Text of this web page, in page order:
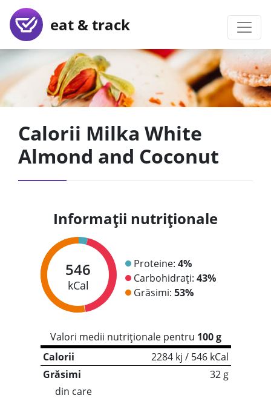
eat & track
Calorii Milka White
Almond and Coconut
Informații nutriționale
546
kCal
Proteine: 4%
Carbohidrați: 43%
Grăsimi: 53%
Valori medii nutriționale pentru 100 g
Calorii
2284 kj / 546 kCal
Grăsimi
32 g
din care